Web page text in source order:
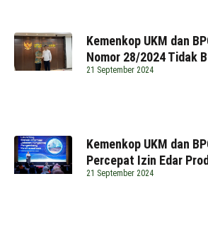
Kemenkop UKM dan
Nomor 28/2024 Tidak
21 September 2024
Kemenkop UKM dan
Percepat Izin Edar
21 September 2024